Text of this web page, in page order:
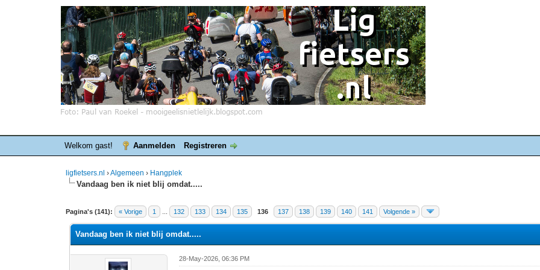
Welkom gast! Aanmelden Registreren
ligfietsers.nl ›Algemeen › Hangplek
Vandaag ben ik niet blij omdat.....
Pagina's (141): « Vorige 1 132 133 134 135 136 137 138 139 140 141 Volgende »
5 stemmen - gemiddelde waardering is 4.4
1
2
3
4
5
Vandaag ben ik niet blij omdat.....
28-May-2026, 06:36 PM